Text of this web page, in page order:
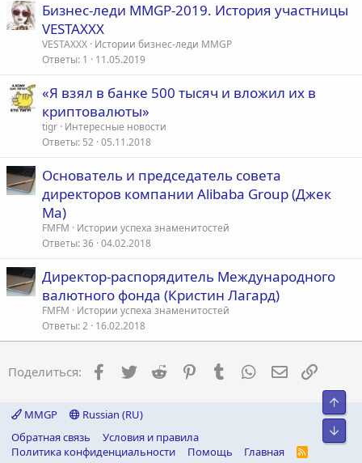
Бизнес-леди MMGP-2019. История участницы
VESTAXXX
VESTAXXX Истории бизнес-леди MMGP
Ответы 1 11.05.2019
«Я взял в банке 500 тысяч и вложил их в
криптовалюты»
tigr Интересные новости
Ответы 52 05.11.2018
Основатель и председатель совета
директоров компании Alibaba Group (Джек
Ма)
FMFM
Истории успеха знаменитостей
Ответы 36 04.02.2018
Директор-распорядитель Международного
валютного фонда (Кристин Лагард)
FMFM
Истории успеха знаменитостей
Ответы 2 16.02.2018
Поделиться: Facebook
Twitter Reddit PinterestTumblr WhatsApp
MMGP
Russian (RU)
Обратная связь
Условия и правила
Политика конфиденциальности
Помощь Главная
R